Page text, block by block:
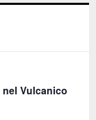
Vulcanico